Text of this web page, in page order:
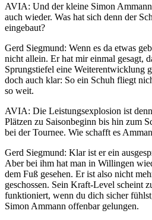
AVIA: Und der kleine Simon
auch wieder. Was hat sich denn der
eingebaut?
Gerd Siegmund: Wenn es da etwas
nicht allein. Er hat mir einmal gesagt,
Sprungstiefel eine Weiterentwicklung
doch auch klar: So ein Schuh fliegt
so weit.
AVIA: Die Leistungsexplosion ist
Plätzen zu Saisonbeginn bis hin zum
bei der Tournee. Wie schafft es
Gerd Siegmund: Klar ist er ein
Aber bei ihm hat man in Willingen
dem Fuß gesehen. Er ist also nicht
geschossen. Sein Kraft-Level scheint
funktioniert, wenn du dich sicher
Simon Ammann offenbar gelungen.